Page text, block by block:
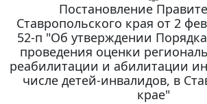
Постановление
Ставропольского края от 2
52-п "Об утверждении
проведения оценки
реабилитации и абилитации
числе детей-инвалидов, в
крае"